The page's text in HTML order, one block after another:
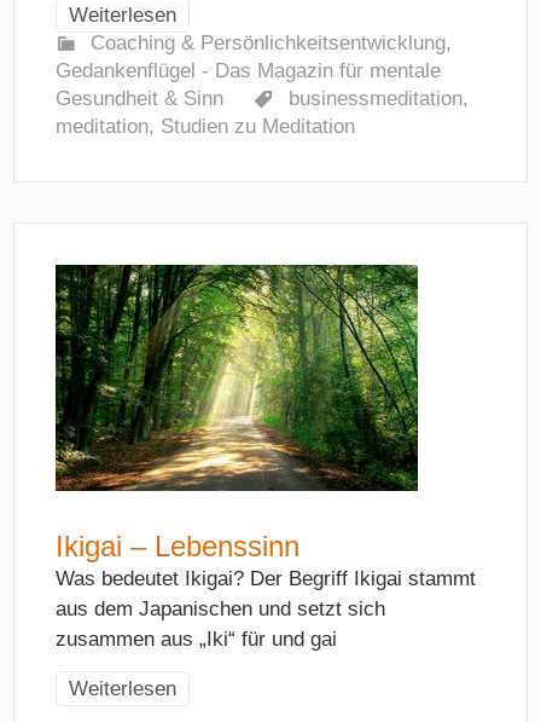
Weiterlesen
Coaching & Persönlichkeitsentwicklung,
Gedankenflügel - Das Magazin für mentale
Gesundheit & Sinn
businessmeditation,
meditation, Studien zu Meditation
Ikigai – Lebenssinn
Was bedeutet Ikigai? Der Begriff Ikigai stammt
aus dem Japanischen und setzt sich
zusammen aus „Iki“ für und gai
Weiterlesen